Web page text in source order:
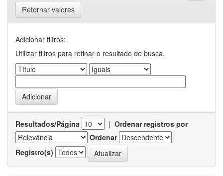
Retornar valores
Adicionar filtros:
Utilizar filtros para refinar o resultado de busca.
Resultados/Página | Ordenar registros por
Ordenar
Registro(s)